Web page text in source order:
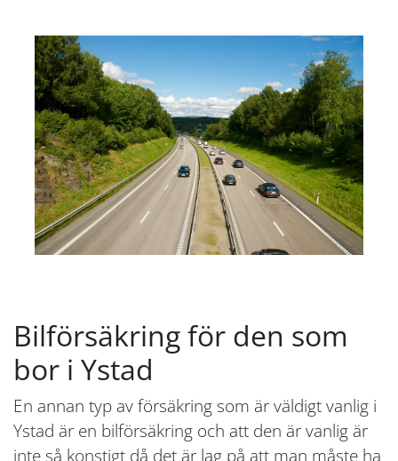
Bilförsäkring för den som
bor i Ystad
En annan typ av försäkring som är väldigt vanlig i
Ystad är en bilförsäkring och att den är vanlig är
inte så konstigt då det är lag på att man måste ha